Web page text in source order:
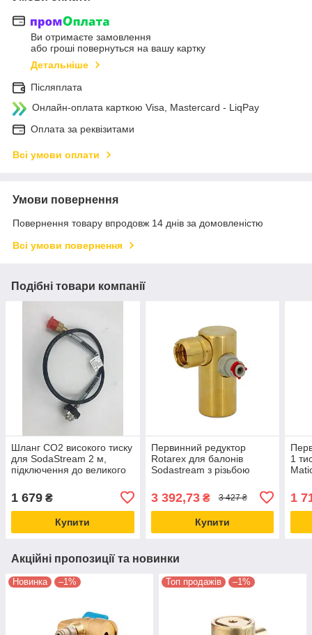
Ви отримаєте замовлення
або гроші повернуться на вашу картку
Детальніше
Післяплата
Онлайн-оплата карткою Visa, Mastercard - LiqPay
Оплата за реквізитами
Всі умови оплати
Умови повернення
Повернення товару впродовж 14 днів за домовленістю
Всі умови повернення
Подібні товари компанії
Шланг CO2 високого тиску
для SodaStream 2 м,
підключення до великого
1 679 ₴
Купити
Первинний редуктор
Rotarex для балонів
Sodastream з різьбою
3 392,73₴ 3 427 ₴
Купити
1
1
Акційні пропозиції та новинки
Новинка –1% Топ продажів –1%